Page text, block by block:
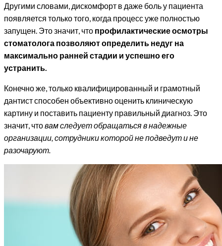
Другими словами, дискомфорт в даже боль у пациента
появляется только того, когда процесс уже полностью
запущен. Это значит, что профилактические осмотры
стоматолога позволяют определить недуг на
максимально ранней стадии и успешно его
устранить.
Конечно же, только квалифицированный и грамотный
дантист способен объективно оценить клиническую
картину и поставить пациенту правильный диагноз. Это
значит, чтовам следует обращаться в надежные
организации, сотрудники которой не подведут и не
разочаруют.